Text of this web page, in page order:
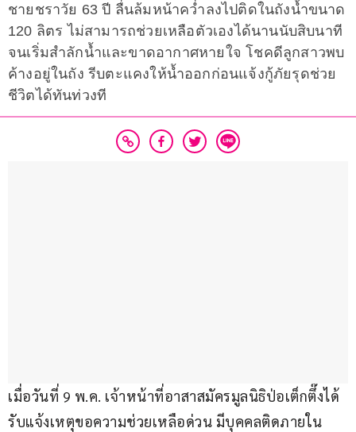
ชายชราวัย 63 ปี ลื่นล้มหน้าคว่ำลงไปติดในถังน้ำขนาด
120 ลิตร ไม่สามารถช่วยเหลือตัวเองได้นานนับสิบนาที
จนเริ่มสำลักน้ำและขาดอากาศหายใจ โชคดีลูกสาวพบ
ค้างอยู่ในถัง รีบตะแคงให้น้ำออกก่อนแจ้งกู้ภัยรุดช่วย
ชีวิตได้ทันท่วงที
เมื่อวันที่ 9 พ.ค. เจ้าหน้าที่อาสาสมัครมูลนิธิป่อเต็กตึ๊งได้
รับแจ้งเหตุขอความช่วยเหลือด่วน มีบุคคลติดภายใน